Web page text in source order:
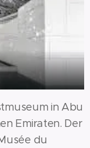
in Abu
Emiraten. Der
du